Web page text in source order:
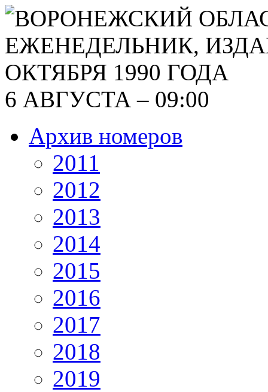
6 АВГУСТА – 09:00
Архив номеров
2011
2012
2013
2014
2015
2016
2017
2018
2019